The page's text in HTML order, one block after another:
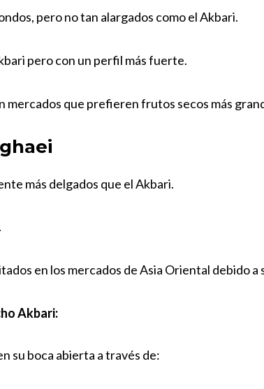
pero no tan alargados como el Akbari.
pero con un perfil más fuerte.
mercados que prefieren frutos secos más
más delgados que el Akbari.
en los mercados de Asia Oriental debido a
Akbari:
su boca abierta a través de: